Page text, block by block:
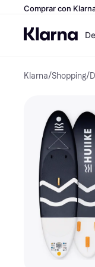
Comprar con
Klarna/Shopping/